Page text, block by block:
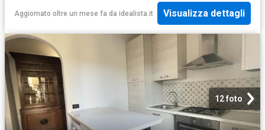
Aggiornato oltre un mese fa da idealista.it Visualizza dettagli
12 foto